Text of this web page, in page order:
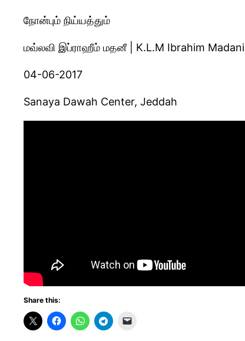
நோன்பும் நிய்யத்தும்
மவ்லவி இப்ராஹீம் மதனீ | K.L.M Ibrahim Madani
04-06-2017
Sanaya Dawah Center, Jeddah
Share this: